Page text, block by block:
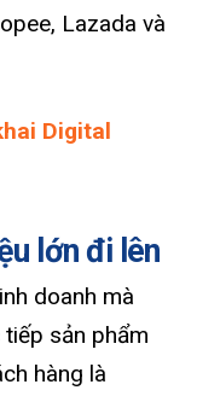
Lazada và
Digital
lớn đi lên
doanh mà
sản phẩm
hàng là